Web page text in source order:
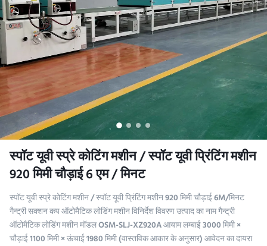
स्पॉट यूवी स्प्रे कोटिंग मशीन / स्पॉट यूवी प्रिंटिंग मशीन
920 मिमी चौड़ाई 6 एम / मिनट
स्पॉट यूवी स्प्रे कोटिंग मशीन / स्पॉट यूवी प्रिंटिंग मशीन 920 मिमी चौड़ाई 6M/मिनट
गैन्ट्री सक्शन कप ऑटोमैटिक लोडिंग मशीन विनिर्देश विवरण उत्पाद का नाम गैन्ट्री
ऑटोमैटिक लोडिंग मशीन मॉडल OSM-SLJ-XZ920A आयाम लम्बाई 3000 मिमी ×
चौड़ाई 1100 मिमी × ऊंचाई 1980 मिमी (वास्तविक आकार के अनुसार) आवेदन का दायरा